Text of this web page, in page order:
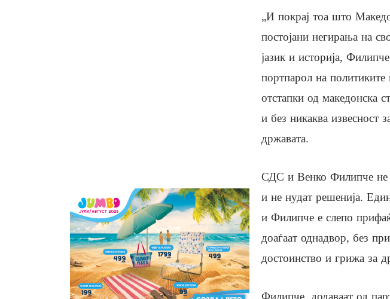
„И покрај тоа што
постојани негирања на
јазик и историја,
портпарол на политиките
отстапки од македонска
и без никаква извесност
државата.
СДС и Венко Филипче не
и не нудат решенија.
и Филипче е слепо
доаѓаат однадвор, без
достоинство и грижа за
Филипче, додаваат од